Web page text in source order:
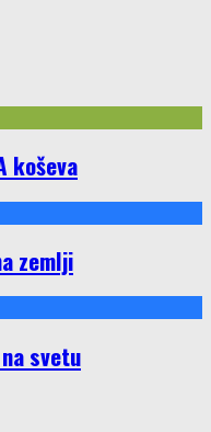
koševa
zemlji
svetu